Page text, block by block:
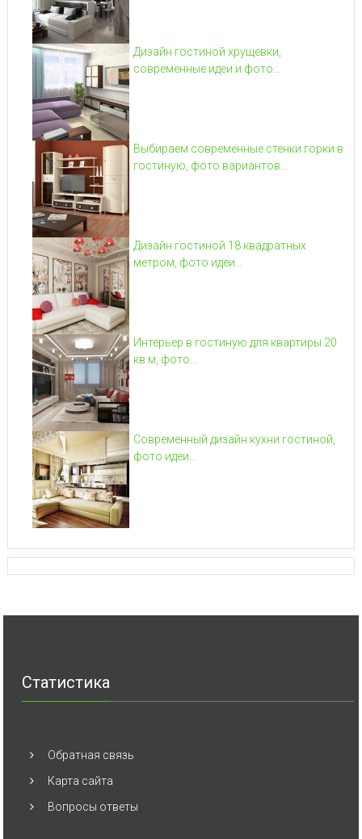
Дизайн гостиной хрущевки,
современные идеи и фото...
Выбираем современные стенки горки в
гостиную, фото вариантов...
Дизайн гостиной 18 квадратных
метром, фото идеи...
Интерьер в гостиную для квартиры 20
кв м, фото...
Современный дизайн кухни гостиной,
фото идеи...
Статистика
Обратная связь
Карта сайта
Вопросы ответы